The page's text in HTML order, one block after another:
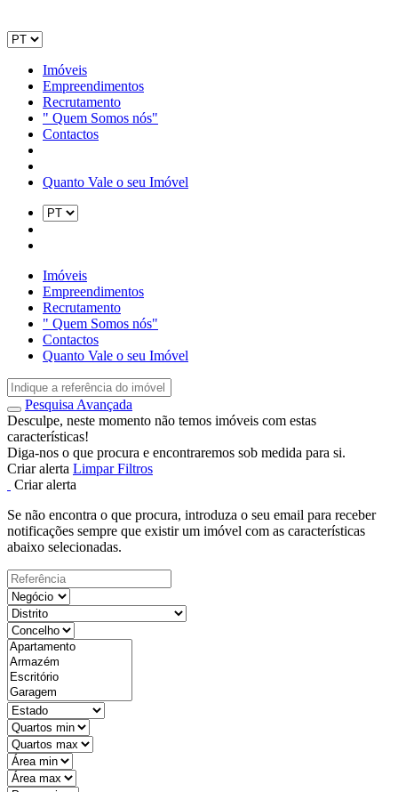
Imóveis
Empreendimentos
Recrutamento
" Quem Somos nós"
Contactos
Quanto Vale o seu Imóvel
Imóveis
Empreendimentos
Recrutamento
" Quem Somos nós"
Contactos
Quanto Vale o seu Imóvel
Pesquisa Avançada
Desculpe, neste momento não temos imóveis com estas
características!
Diga-nos o que procura e encontraremos sob medida para si.
Criar alerta Limpar Filtros
Criar alerta
Se não encontra o que procura, introduza o seu email para receber
notificações sempre que existir um imóvel com as características
abaixo selecionadas.